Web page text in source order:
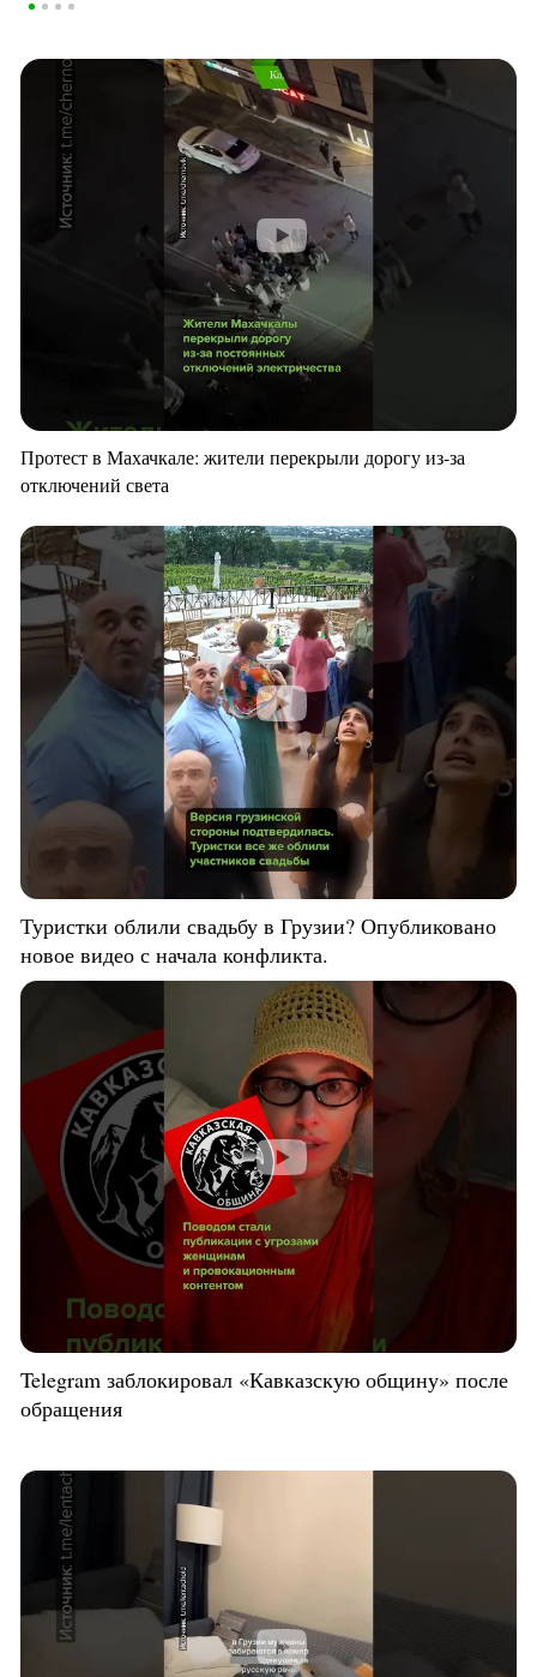
Протест в Махачкале: жители перекрыли дорогу из-за
отключений света
Туристки облили свадьбу в Грузии? Опубликовано
новое видео с начала конфликта.
Telegram заблокировал «Кавказскую общину» после
обращения